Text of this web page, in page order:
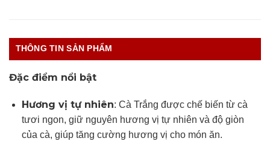
THÔNG TIN SẢN PHẨM
Đặc điểm nổi bật
Hương vị tự nhiên: Cà Trắng được chế biến từ cà
tươi ngon, giữ nguyên hương vị tự nhiên và độ giòn
của cà, giúp tăng cường hương vị cho món ăn.